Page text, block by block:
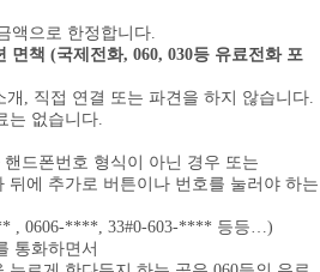
액으로 한정합니다.
면책 (국제전화, 060, 030등 유료전화 포
개, 직접 연결 또는 파견을 하지 않습니다.
는 없습니다.
드폰번호 형식이 아닌 경우 또는
뒤에 추가로 버튼이나 번호를 눌러야 하는
, 0606-****, 33#0-603-**** 등등…)
통화하면서